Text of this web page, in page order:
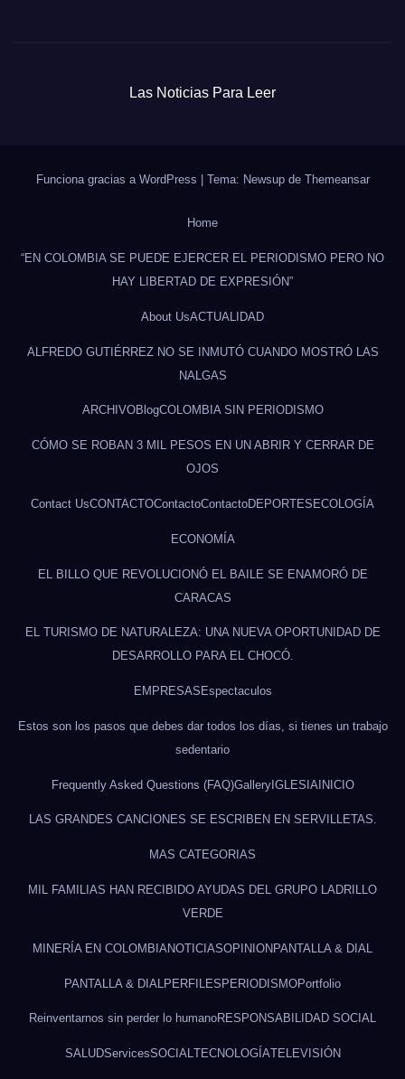
Las Noticias Para Leer
Funciona gracias a WordPress Tema: Newsup de Themeansar
Home
“EN COLOMBIA SE PUEDE EJERCER EL PERIODISMO PERO NO
HAY LIBERTAD DE EXPRESIÓN”
About UsACTUALIDAD
ALFREDO GUTIÉRREZ NO SE INMUTÓ CUANDO MOSTRÓ LAS
NALGAS
ARCHIVOBlogCOLOMBIA SIN PERIODISMO
CÓMO SE ROBAN 3 MIL PESOS EN UN ABRIR Y CERRAR DE
OJOS
Contact UsCONTACTOContactoContactoDEPORTES ECOLOGÍA
ECONOMÍA
EL BILLO QUE REVOLUCIONÓ EL BAILE SE ENAMORÓ DE
CARACAS
EL TURISMO DE NATURALEZA: UNA NUEVA OPORTUNIDAD DE
DESARROLLO PARA EL CHOCÓ.
EMPRESAS Espectaculos
Estos son los pasos que debes dar todos los días, si tienes un trabajo
sedentario
Frequently Asked Questions (FAQ)GalleryIGLESIAINICIO
LAS GRANDES CANCIONES SE ESCRIBEN EN SERVILLETAS.
MAS CATEGORIAS
MIL FAMILIAS HAN RECIBIDO AYUDAS DEL GRUPO LADRILLO
VERDE
MINERÍA EN COLOMBIA NOTICIASOPINION PANTALLA & DIAL
PANTALLA & DIAL PERFILESPERIODISMOPortfolio
Reinventarnos sin perder lo humanoRESPONSABILIDAD SOCIAL
SALUDServicesSOCIALTECNOLOGÍATELEVISIÓN